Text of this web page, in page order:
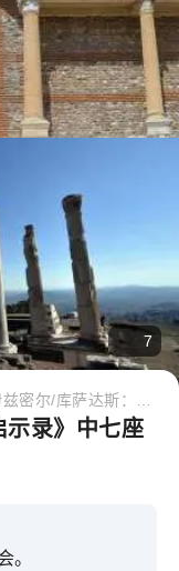
7
示录》中七座